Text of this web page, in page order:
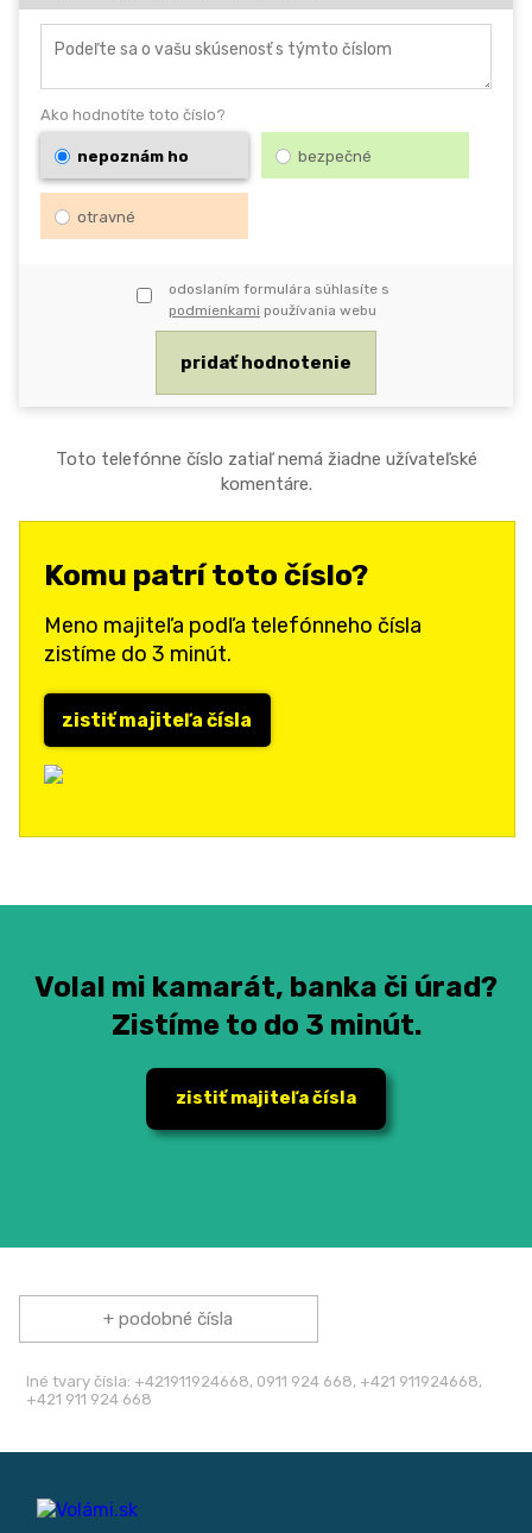
Ako hodnotíte toto číslo?
nepoznám ho bezpečné
otravné
odoslaním formulára súhlasíte s
podmienkami používania webu
Toto telefónne číslo zatiaľ nemá žiadne užívateľské
komentáre.
Komu patrí toto číslo?
Meno majiteľa podľa telefónneho čísla
zistíme do 3 minút.
zistiť majiteľa čísla
Volal mi kamarát, banka či úrad?
Zistíme to do 3 minút.
zistiť majiteľa čísla
+ podobné čísla
Iné tvary čísla: +421911924668, 0911 924 668, +421 911924668,
+421 911 924 668